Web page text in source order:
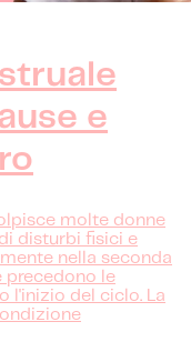
e
molte donne
disturbi fisici e
nella seconda
precedono le
l'inizio del ciclo. La